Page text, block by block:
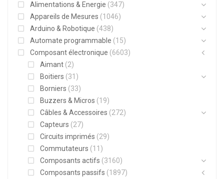
Alimentations & Energie (347)
Appareils de Mesures (1046)
Arduino & Robotique (438)
Automate programmable (15)
Composant électronique (6603)
Aimant (2)
Boitiers (31)
Borniers (33)
Buzzers & Micros (19)
Câbles & Accessoires (272)
Capteurs (27)
Circuits imprimés (29)
Commutateurs (11)
Composants actifs (3160)
Composants passifs (1897)